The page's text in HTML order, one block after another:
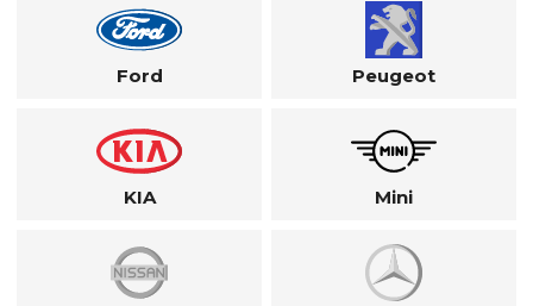
Ford Peugeot
KIA Mini